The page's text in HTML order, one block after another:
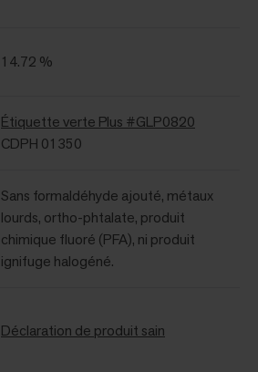
14.72 %
Étiquette verte Plus #GLP0820
CDPH 01350
Sans formaldéhyde ajouté, métaux
lourds, ortho-phtalate, produit
chimique fluoré (PFA), ni produit
ignifuge halogéné.
Déclaration de produit sain